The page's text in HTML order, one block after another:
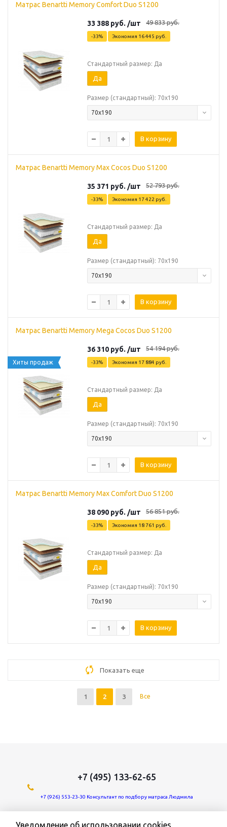
Матрас Benartti Memory Comfort Duo S1200
33 388 руб. /шт 49 833руб.
-33% Экономия 16 445 руб.
Стандартный размер: Да
Да
Размер (стандартный): 70х190
70х190
В корзину
Матрас Benartti Memory Max Cocos Duo S1200
35 371 руб. /шт 52 793руб.
-33% Экономия 17 422 руб.
Стандартный размер: Да
Да
Размер (стандартный): 70х190
70х190
В корзину
Матрас Benartti Memory Mega Cocos Duo S1200
Хиты продаж
36 310 руб. /шт 54 194руб.
-33% Экономия 17 884 руб.
Стандартный размер: Да
Да
Размер (стандартный): 70х190
70х190
В корзину
Матрас Benartti Memory Max Comfort Duo S1200
38 090 руб. /шт 56 851руб.
-33% Экономия 18 761 руб.
Стандартный размер: Да
Да
Размер (стандартный): 70х190
70х190
В корзину
Показать еще
1 2 3 Все
+7 (495) 133-62-65
+7 (926) 553-23-30 Консультант по подбору матраса Людмила
Уведомление об использовании cookies